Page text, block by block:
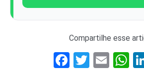
Compartilhe esse
Facebook
Twitter